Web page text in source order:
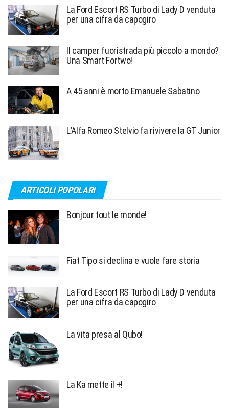
La Ford Escort RS Turbo di Lady D venduta
per una cifra da capogiro
Il camper fuoristrada più piccolo a mondo?
Una Smart Fortwo!
A 45 anni è morto Emanuele Sabatino
L’Alfa Romeo Stelvio fa rivivere la GT Junior
ARTICOLI POPOLARI
Bonjour tout le monde!
Fiat Tipo si declina e vuole fare storia
La Ford Escort RS Turbo di Lady D venduta
per una cifra da capogiro
La vita presa al Qubo!
La Ka mette il +!